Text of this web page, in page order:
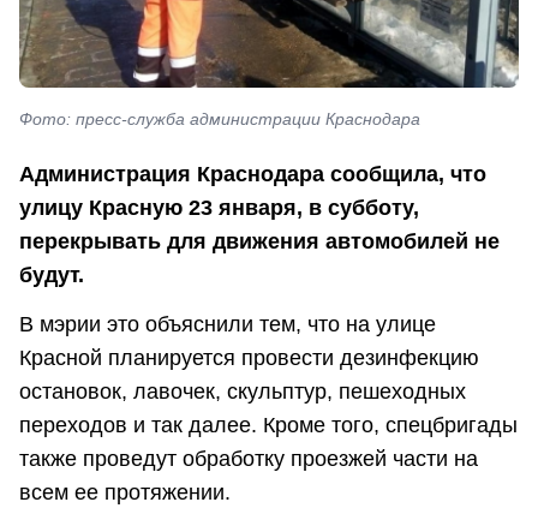
Фото: пресс-служба администрации Краснодара
Администрация Краснодара сообщила, что
улицу Красную 23 января, в субботу,
перекрывать для движения автомобилей не
будут.
В мэрии это объяснили тем, что на улице
Красной планируется провести дезинфекцию
остановок, лавочек, скульптур, пешеходных
переходов и так далее. Кроме того, спецбригады
также проведут обработку проезжей части на
всем ее протяжении.